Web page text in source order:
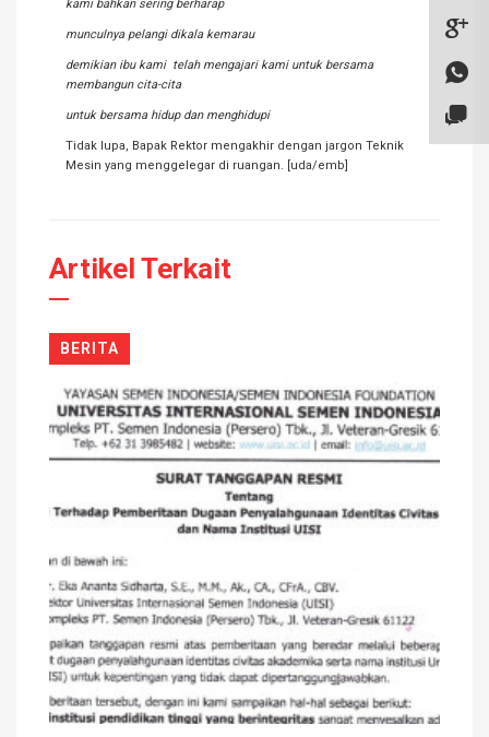
kami bahkan sering berharap
munculnya pelangi dikala kemarau
demikian ibu kami telah mengajari kami untuk bersama
membangun cita-cita
untuk bersama hidup dan menghidupi
Tidak lupa, Bapak Rektor mengakhir dengan jargon Teknik
Mesin yang menggelegar di ruangan. [uda/emb]
Artikel Terkait
BERITA